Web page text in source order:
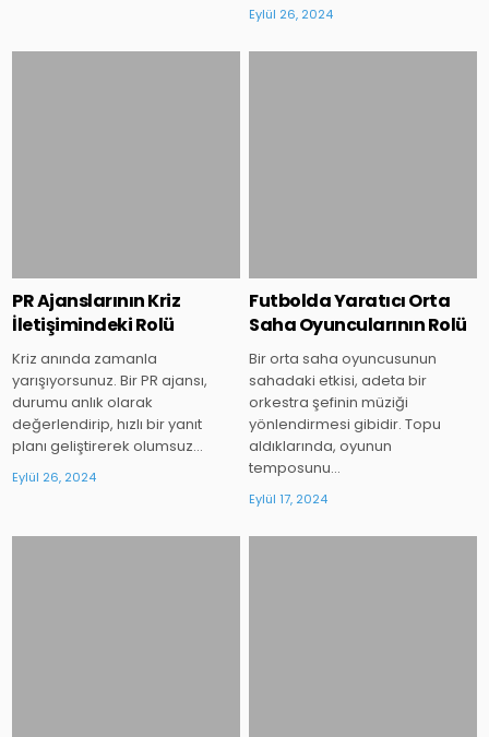
Eylül 26, 2024
PR Ajanslarının Kriz
İletişimindeki Rolü
Kriz anında zamanla
yarışıyorsunuz. Bir PR ajansı,
durumu anlık olarak
değerlendirip, hızlı bir yanıt
planı geliştirerek olumsuz…
Eylül 26, 2024
Futbolda Yaratıcı Orta
Saha Oyuncularının Rolü
Bir orta saha oyuncusunun
sahadaki etkisi, adeta bir
orkestra şefinin müziği
yönlendirmesi gibidir. Topu
aldıklarında, oyunun
temposunu…
Eylül 17, 2024